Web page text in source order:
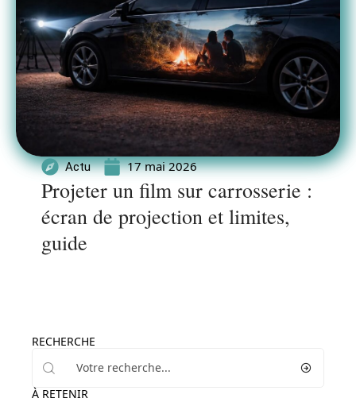
Actu 17 mai 2026
Projeter un film sur carrosserie :
écran de projection et limites,
guide
RECHERCHE
À RETENIR